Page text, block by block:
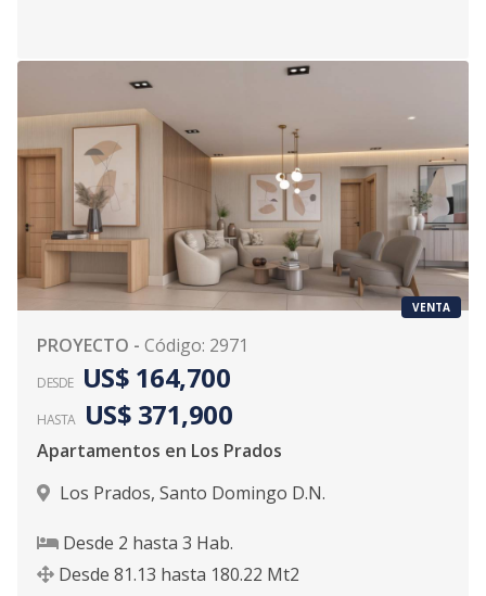
VENTA
PROYECTO - Código: 2971
DESDE US$ 164,700
HASTA US$ 371,900
Apartamentos en Los Prados
Los Prados, Santo Domingo D.N.
Desde 2 hasta 3 Hab.
Desde 81.13 hasta 180.22 Mt2